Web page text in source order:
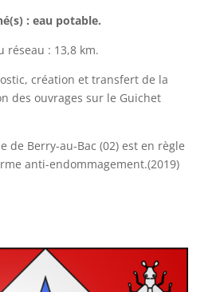
: eau potable.
réseau : 13,8 km.
création et transfert de la
des ouvrages sur le Guichet
de Berry-au-Bac (02) est en règle
anti-endommagement.(2019)